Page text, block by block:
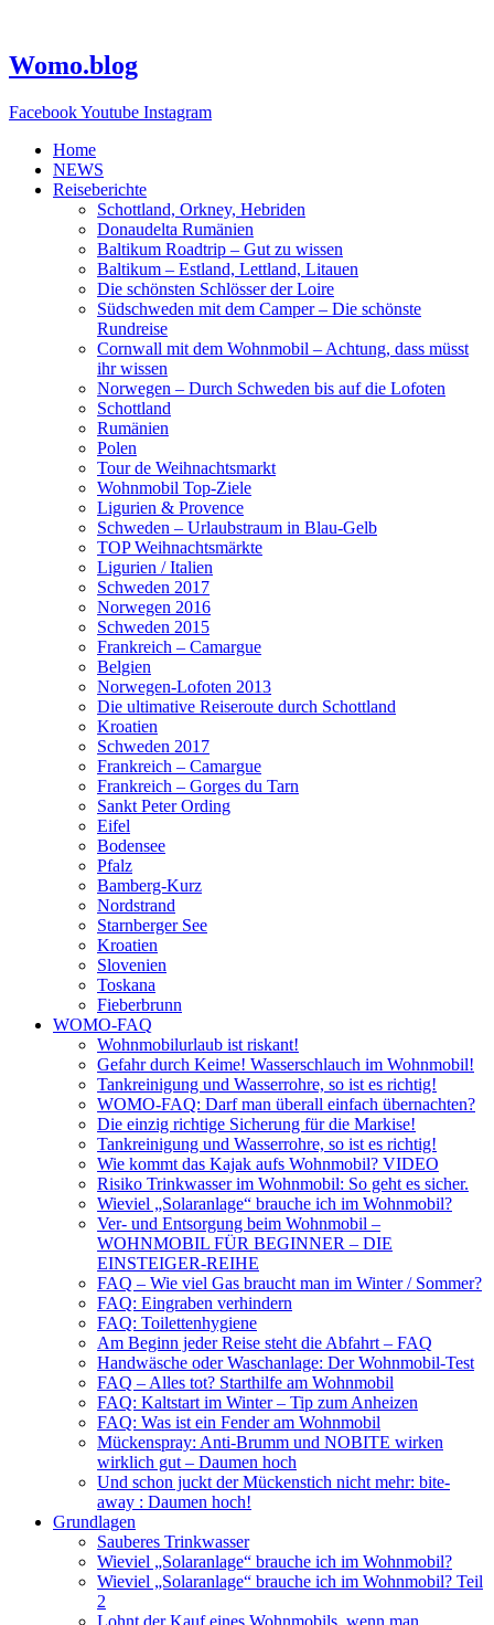
springen
Womo.blog
FacebookYoutube Instagram
Home
NEWS
Reiseberichte
Schottland, Orkney, Hebriden
Donaudelta Rumänien
Baltikum Roadtrip – Gut zu wissen
Baltikum – Estland, Lettland, Litauen
Die schönsten Schlösser der Loire
Südschweden mit dem Camper – Die schönste
Rundreise
Cornwall mit dem Wohnmobil – Achtung, dass müsst
ihr wissen
Norwegen – Durch Schweden bis auf die Lofoten
Schottland
Rumänien
Polen
Tour de Weihnachtsmarkt
Wohnmobil Top-Ziele
Ligurien & Provence
Schweden – Urlaubstraum in Blau-Gelb
TOP Weihnachtsmärkte
Ligurien / Italien
Schweden 2017
Norwegen 2016
Schweden 2015
Frankreich – Camargue
Belgien
Norwegen-Lofoten 2013
Die ultimative Reiseroute durch Schottland
Kroatien
Schweden 2017
Frankreich – Camargue
Frankreich – Gorges du Tarn
Sankt Peter Ording
Eifel
Bodensee
Pfalz
Bamberg-Kurz
Nordstrand
Starnberger See
Kroatien
Slovenien
Toskana
Fieberbrunn
WOMO-FAQ
Wohnmobilurlaub ist riskant!
Gefahr durch Keime! Wasserschlauch im Wohnmobil!
Tankreinigung und Wasserrohre, so ist es richtig!
WOMO-FAQ: Darf man überall einfach übernachten?
Die einzig richtige Sicherung für die Markise!
Tankreinigung und Wasserrohre, so ist es richtig!
Wie kommt das Kajak aufs Wohnmobil? VIDEO
Risiko Trinkwasser im Wohnmobil: So geht es sicher.
Wieviel „Solaranlage“ brauche ich im Wohnmobil?
Ver- und Entsorgung beim Wohnmobil –
WOHNMOBIL FÜR BEGINNER – DIE
EINSTEIGER-REIHE
FAQ – Wie viel Gas braucht man im Winter / Sommer?
FAQ: Eingraben verhindern
FAQ: Toilettenhygiene
Am Beginn jeder Reise steht die Abfahrt – FAQ
Handwäsche oder Waschanlage: Der Wohnmobil-Test
FAQ – Alles tot? Starthilfe am Wohnmobil
FAQ: Kaltstart im Winter – Tip zum Anheizen
FAQ: Was ist ein Fender am Wohnmobil
Mückenspray: Anti-Brumm und NOBITE wirken
wirklich gut – Daumen hoch
Und schon juckt der Mückenstich nicht mehr: bite-
away : Daumen hoch!
Grundlagen
Sauberes Trinkwasser
Wieviel „Solaranlage“ brauche ich im Wohnmobil?
Wieviel „Solaranlage“ brauche ich im Wohnmobil? Teil
2
Lohnt der Kauf eines Wohnmobils, wenn man